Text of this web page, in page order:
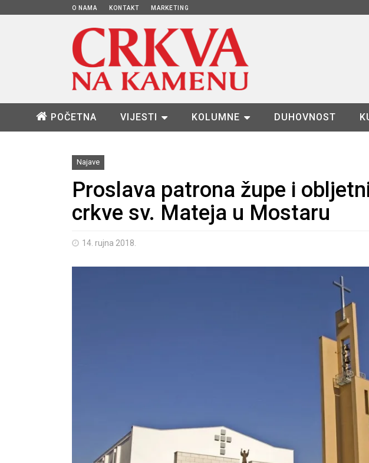
O NAMA KONTAKT MARKETING
POČETNA VIJESTI KOLUMNE DUHOVNOST
Najave
Proslava patrona župe i
crkve sv. Mateja u Mostaru
14. rujna 2018.